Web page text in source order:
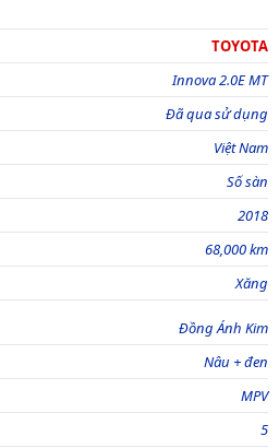
TOYOTA
Innova 2.0E MT
Đã qua sử dụng
Việt Nam
Số sàn
2018
68,000 km
Xăng
Đồng Ánh Kim
Nâu + đen
MPV
5